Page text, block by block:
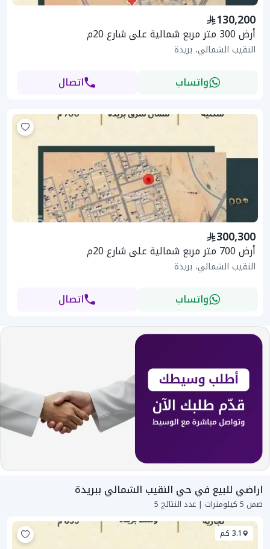
130,200
أرض 300 متر مربع شمالية على شارع 20م
النقيب الشمالي، بريدة
واتساب اتصال
300,300
أرض 700 متر مربع شمالية على شارع 20م
النقيب الشمالي، بريدة
واتساب اتصال
اراضي للبيع في حي النقيب الشمالي ببريدة
ضمن 5 كيلومترات | عدد النتائج 5
3.1 كم